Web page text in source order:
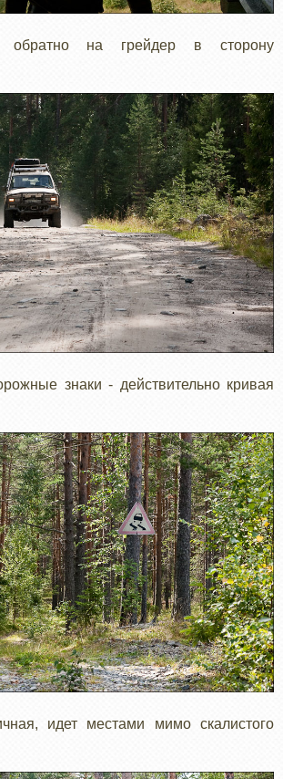
обратно на грейдер в сторону
знаки - действительно кривая
идет местами мимо скалистого